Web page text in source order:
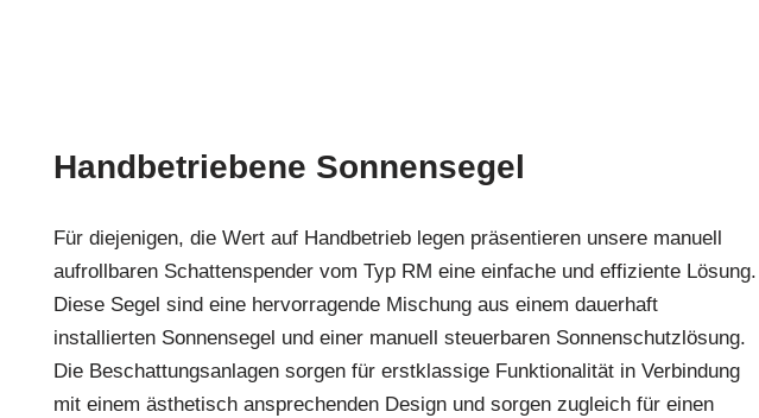
Handbetriebene Sonnensegel
Für diejenigen, die Wert auf Handbetrieb legen präsentieren unsere manuell
aufrollbaren Schattenspender vom Typ RM eine einfache und effiziente Lösung.
Diese Segel sind eine hervorragende Mischung aus einem dauerhaft
installierten Sonnensegel und einer manuell steuerbaren Sonnenschutzlösung.
Die Beschattungsanlagen sorgen für erstklassige Funktionalität in Verbindung
mit einem ästhetisch ansprechenden Design und sorgen zugleich für einen